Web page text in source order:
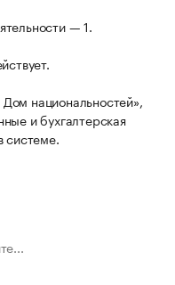
— 1.
национальностей»,
и бухгалтерская
системе.